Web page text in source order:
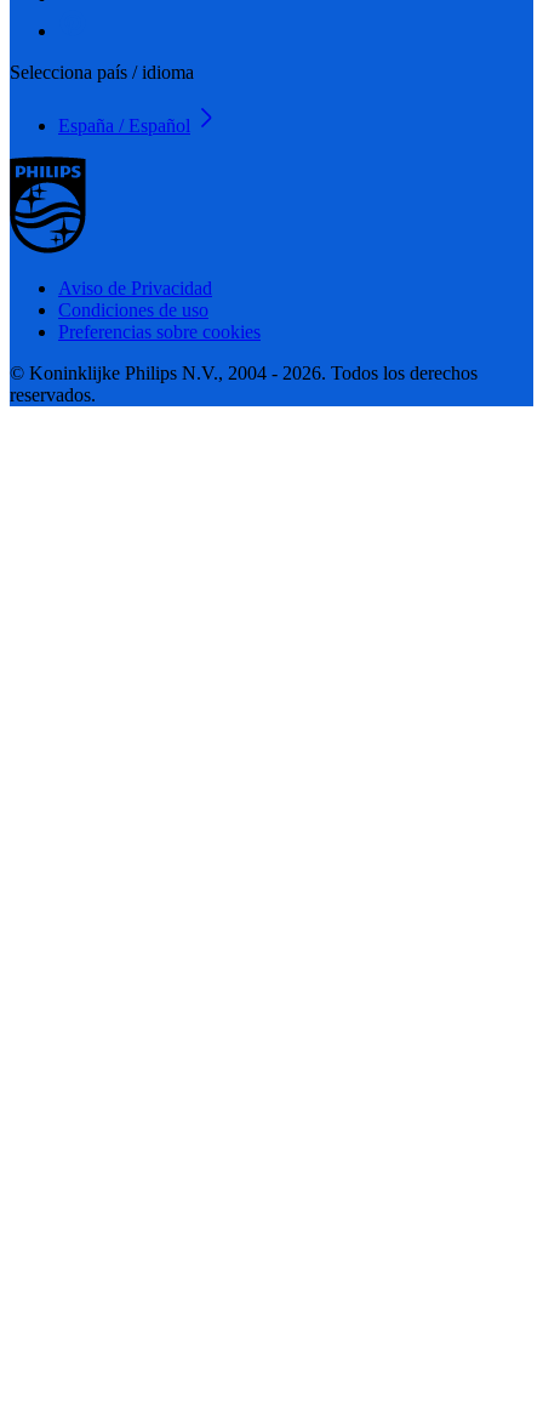
Selecciona país / idioma
España / Español
Aviso de Privacidad
Condiciones de uso
Preferencias sobre cookies
© Koninklijke Philips N.V., 2004 - 2026. Todos los derechos
reservados.